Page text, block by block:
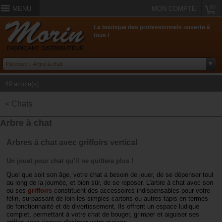
MENU MON COMPTE
La boutique des professionnels ouverte à
tous !
49 article(s)
< Chats
Arbre à chat
Arbres à chat avec griffoirs vertical
Un jouet pour chat qu’il ne quittera plus !
Quel que soit son âge, votre chat a besoin de jouer, de se dépenser tout
au long de la journée, et bien sûr, de se reposer. L'arbre à chat avec son
ou ses griffoirs constituent des accessoires indispensables pour votre
félin, surpassant de loin les simples cartons ou autres tapis en termes
de fonctionnalité et de divertissement. Ils offrent un espace ludique
complet, permettant à votre chat de bouger, grimper et aiguiser ses